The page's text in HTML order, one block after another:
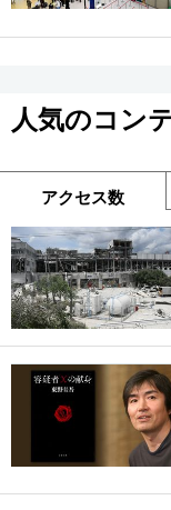
人気のコン
アクセス数